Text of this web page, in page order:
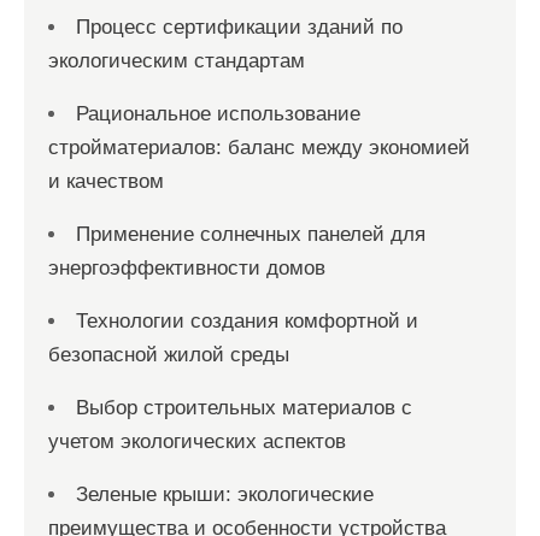
Процесс сертификации зданий по
экологическим стандартам
Рациональное использование
стройматериалов: баланс между экономией
и качеством
Применение солнечных панелей для
энергоэффективности домов
Технологии создания комфортной и
безопасной жилой среды
Выбор строительных материалов с
учетом экологических аспектов
Зеленые крыши: экологические
преимущества и особенности устройства